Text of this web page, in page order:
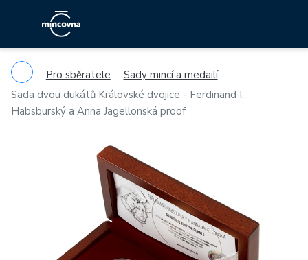
Pro sběratele
Sady mincí a medailí
Sada dvou dukátů Královské dvojice - Ferdinand I.
Habsburský a Anna Jagellonská proof